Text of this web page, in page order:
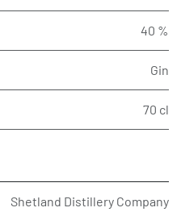
40 %
Gin
70 cl
Shetland Distillery Company